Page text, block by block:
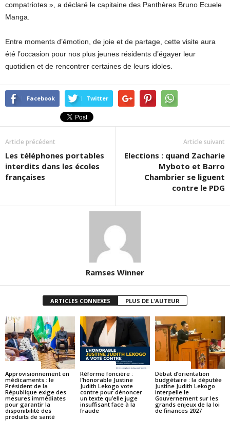
compatriotes », a déclaré le capitaine des Panthères Bruno Ecuele
Manga.
Entre moments d’émotion, de joie et de partage, cette visite aura
été l’occasion pour nos plus jeunes résidents d’égayer leur
quotidien et de rencontrer certaines de leurs idoles.
Facebook Twitter
Article précédent
Les téléphones portables
interdits dans les écoles
françaises
Article suivant
Elections : quand Zacharie
Myboto et Barro
Chambrier se liguent
contre le PDG
Ramses Winner
ARTICLES CONNEXES PLUS DE L'AUTEUR
Approvisionnement en
médicaments : le
Président de la
République exige des
mesures immédiates
pour garantir la
disponibilité des
produits de santé
Réforme foncière :
l’honorable Justine
Judith Lekogo vote
contre pour dénoncer
un texte qu’elle juge
insuffisant face à la
fraude
Débat d’orientation
budgétaire : la députée
Justine Judith Lekogo
interpelle le
Gouvernement sur les
grands enjeux de la loi
de finances 2027